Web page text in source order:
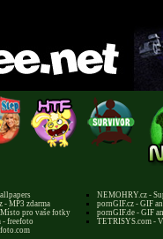
- MP3 zdarma
pro vaše fotky
- freefoto
NEMOHRY.cz -
pornGIF.cz - GIF
pornGIF.de - GIF
TETRISYS.com -